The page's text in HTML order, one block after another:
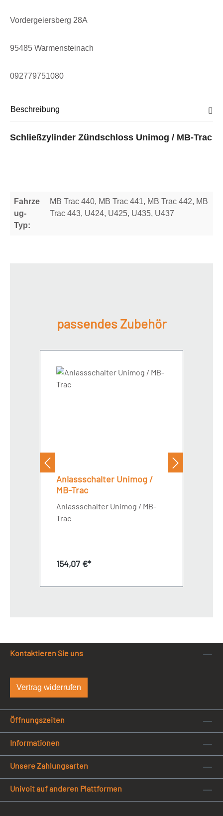
Vordergeiersberg 28A
95485 Warmensteinach
092779751080
Beschreibung
Schließzylinder Zündschloss Unimog / MB-Trac
Fahrze
ug-
Typ:
MB Trac 440, MB Trac 441, MB Trac 442, MB
Trac 443, U424, U425, U435, U437
Produktgalerie überspringen
passendes Zubehör
Anlassschalter Unimog /
MB-Trac
Anlassschalter Unimog / MB-
Trac
Regulärer Preis:
154,07 €*
Kontaktieren Sie uns
Vertrag widerrufen
Öffnungszeiten
Informationen
Unsere Zahlungsarten
Univoit auf anderen Plattformen